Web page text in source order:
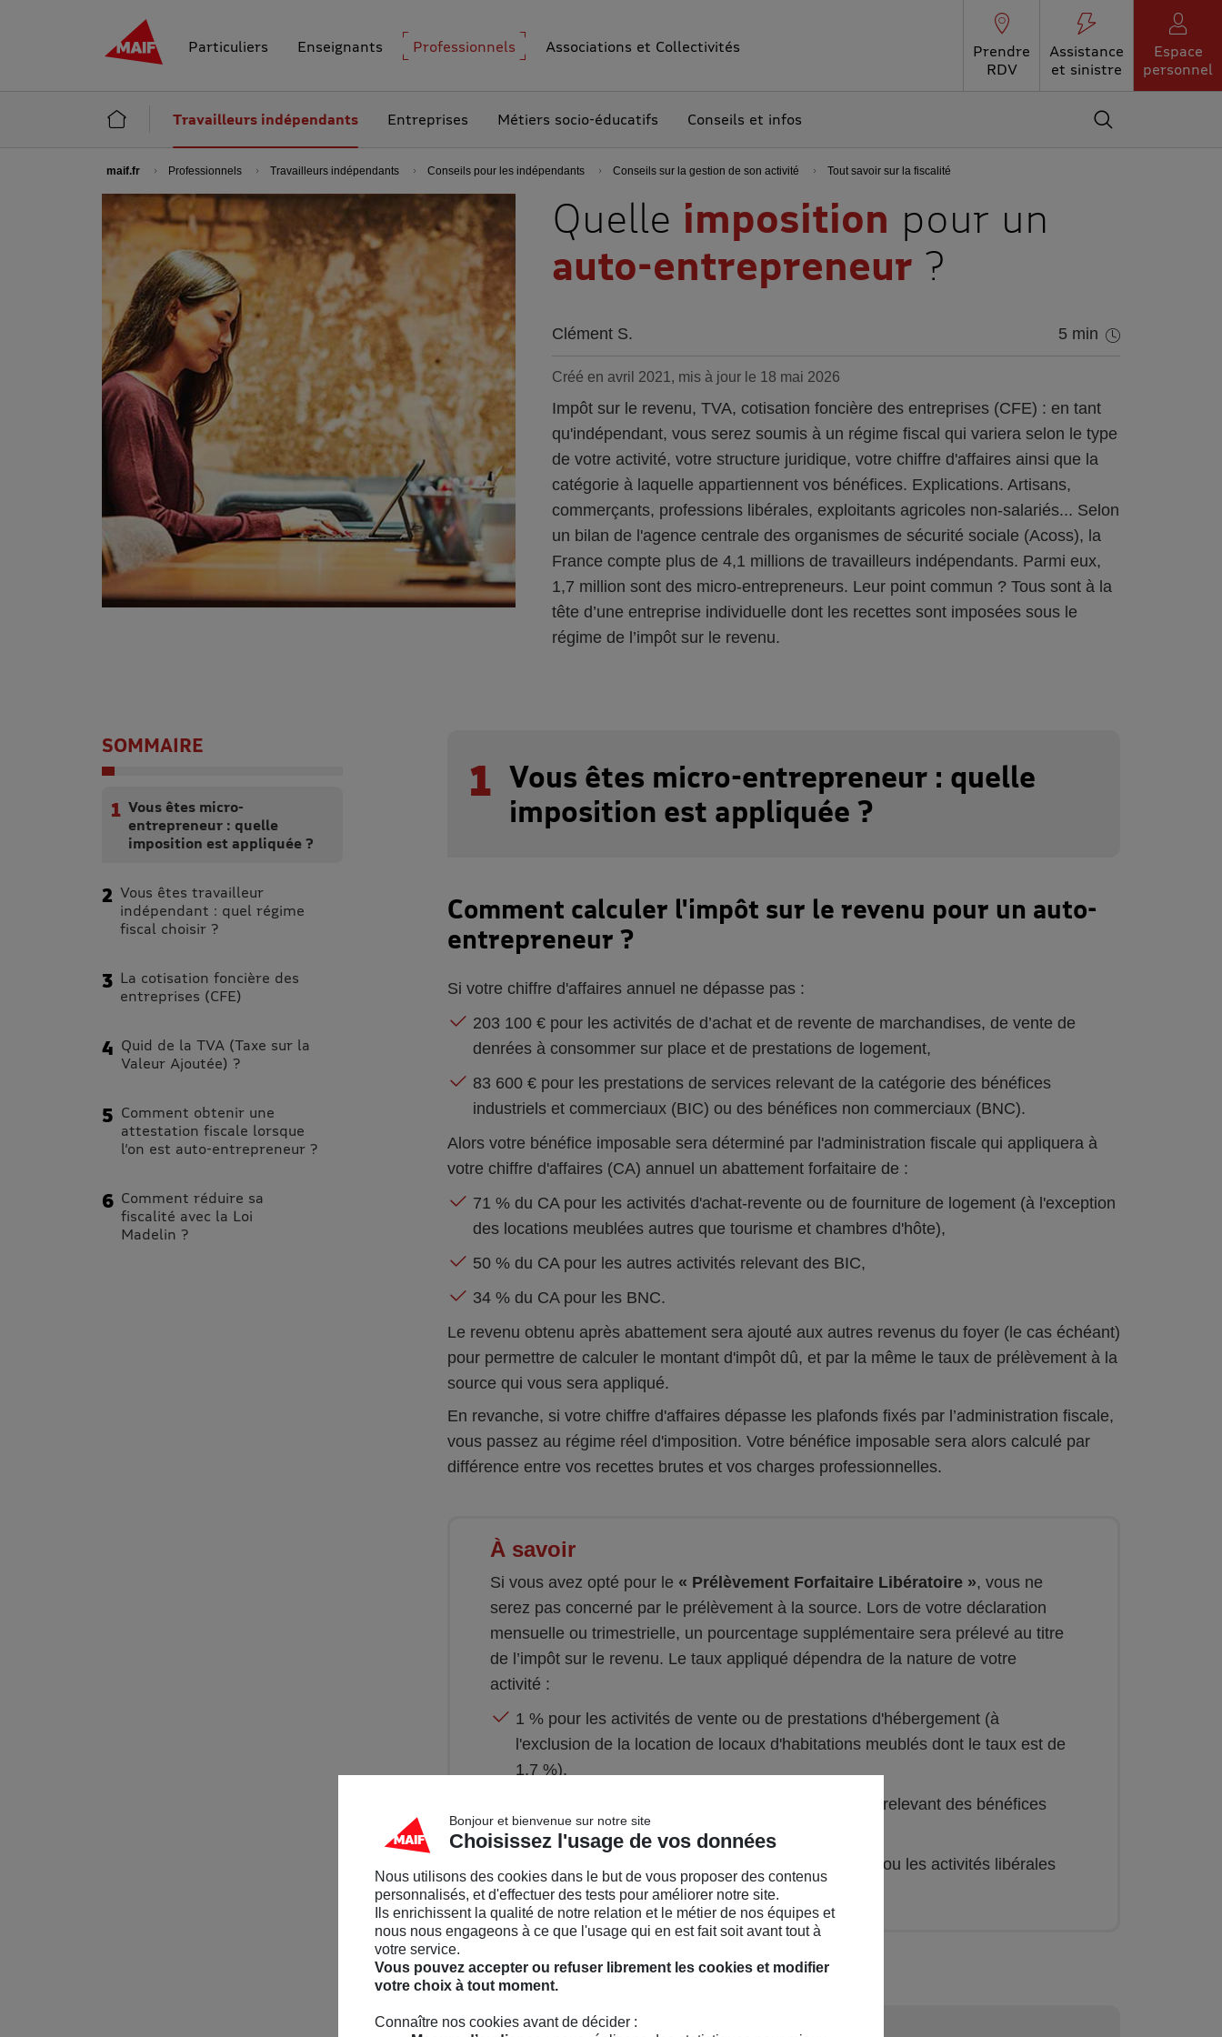
MAIF - Allez à l'accueil de maif.fr
Particuliers Enseignants Professionnels Associations et Collectivités
Prendre
RDV
Assistance
et sinistre
Espace
personnel
Accueil Professionnels
Travailleurs indépendants Entreprises Métiers socio-éducatifs Conseils et infos Accédez au moteur
maif.fr Professionnels Travailleurs indépendants Conseils pour les indépendants Conseils sur la gestion de son activité Tout savoir sur la fiscalité
Quelle imposition pour un
auto-entrepreneur ?
Clément S. 5 min
Créé en avril 2021, mis à jour le 18 mai 2026
Impôt sur le revenu, TVA, cotisation foncière des entreprises (CFE) : en tant
qu'indépendant, vous serez soumis à un régime fiscal qui variera selon le type
de votre activité, votre structure juridique, votre chiffre d'affaires ainsi que la
catégorie à laquelle appartiennent vos bénéfices. Explications. Artisans,
commerçants, professions libérales, exploitants agricoles non-salariés... Selon
un bilan de l'agence centrale des organismes de sécurité sociale (Acoss), la
France compte plus de 4,1 millions de travailleurs indépendants. Parmi eux,
1,7 million sont des micro-entrepreneurs. Leur point commun ? Tous sont à la
tête d’une entreprise individuelle dont les recettes sont imposées sous le
régime de l’impôt sur le revenu.
SOMMAIRE
Vous êtes micro-
entrepreneur : quelle
imposition est appliquée ?
Vous êtes travailleur
indépendant : quel régime
fiscal choisir ?
La cotisation foncière des
entreprises (CFE)
Quid de la TVA (Taxe sur la
Valeur Ajoutée) ?
Comment obtenir une
attestation fiscale lorsque
l’on est auto-entrepreneur ?
Comment réduire sa
fiscalité avec la Loi
Madelin ?
1 Vous êtes micro-entrepreneur : quelle
imposition est appliquée ?
Comment calculer l'impôt sur le revenu pour un auto-
entrepreneur ?
Si votre chiffre d'affaires annuel ne dépasse pas :
203 100 € pour les activités de d’achat et de revente de marchandises, de vente de
denrées à consommer sur place et de prestations de logement,
83 600 € pour les prestations de services relevant de la catégorie des bénéfices
industriels et commerciaux (BIC) ou des bénéfices non commerciaux (BNC).
Alors votre bénéfice imposable sera déterminé par l'administration fiscale qui appliquera à
votre chiffre d'affaires (CA) annuel un abattement forfaitaire de :
71 % du CA pour les activités d'achat-revente ou de fourniture de logement (à l'exception
des locations meublées autres que tourisme et chambres d'hôte),
50 % du CA pour les autres activités relevant des BIC,
34 % du CA pour les BNC.
Le revenu obtenu après abattement sera ajouté aux autres revenus du foyer (le cas échéant)
pour permettre de calculer le montant d'impôt dû, et par la même le taux de prélèvement à la
source qui vous sera appliqué.
En revanche, si votre chiffre d'affaires dépasse les plafonds fixés par l’administration fiscale,
vous passez au régime réel d'imposition. Votre bénéfice imposable sera alors calculé par
différence entre vos recettes brutes et vos charges professionnelles.
À savoir
Si vous avez opté pour le « Prélèvement Forfaitaire Libératoire », vous ne
serez pas concerné par le prélèvement à la source. Lors de votre déclaration
mensuelle ou trimestrielle, un pourcentage supplémentaire sera prélevé au titre
de l’impôt sur le revenu. Le taux appliqué dépendra de la nature de votre
activité :
1 % pour les activités de vente ou de prestations d'hébergement (à
l'exclusion de la location de locaux d'habitations meublés dont le taux est de
1,7 %),
1,7 % pour les activités de prestations de services relevant des bénéfices
industriels et commerciaux (BIC),
2,2 % pour les activités de prestations de services ou les activités libérales
relevant des bénéfices non commerciaux (BNC).
Bonjour et bienvenue sur notre site
Choisissez l'usage de vos données
Nous utilisons des cookies dans le but de vous proposer des contenus
personnalisés, et d'effectuer des tests pour améliorer notre site.
Ils enrichissent la qualité de notre relation et le métier de nos équipes et
nous nous engageons à ce que l'usage qui en est fait soit avant tout à
votre service.
Vous pouvez accepter ou refuser librement les cookies et modifier
votre choix à tout moment.
Connaître nos cookies avant de décider :